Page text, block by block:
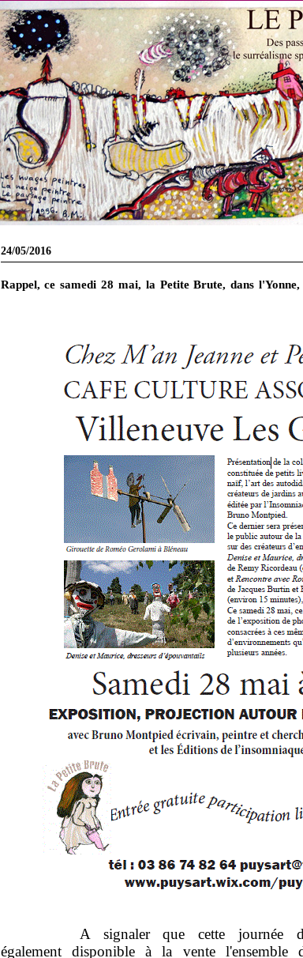
24/05/2016
Rappel, ce samedi 28 mai, la Petite Brute, dans l'Yonne,
A signaler que cette journée du
également disponible à la vente l'ensemble